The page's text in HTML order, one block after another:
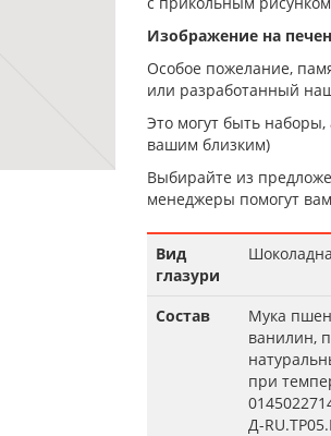
Изображение на
Особое пожелание,
или разработанный
Это могут быть наборы,
вашим близким)
Выбирайте из
менеджеры помогут
Вид
глазури
Состав
Мука
ванилин,
при
Д-